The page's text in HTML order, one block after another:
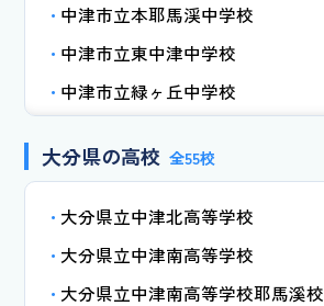
中津市立本耶馬渓中学校
中津市立東中津中学校
中津市立緑ヶ丘中学校
中津市立豊陽中学校
佐伯市立佐伯南中学校
佐伯市立佐伯城南中学校
佐伯市立宇目緑豊中学校
大分県の高校 全55校
大分県立中津北高等学校
大分県立中津南高等学校
大分県立中津南高等学校耶馬溪校